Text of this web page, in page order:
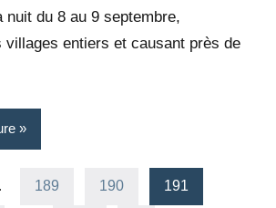
nuit du 8 au 9 septembre,
villages entiers et causant près de
189 190 191